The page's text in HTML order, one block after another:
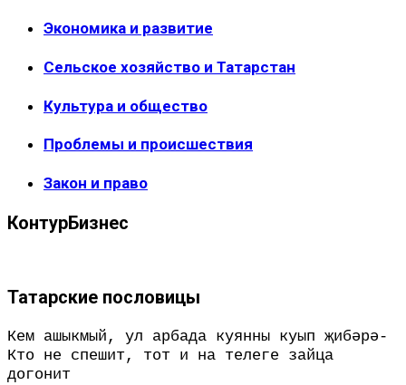
Экономика и развитие
Сельское хозяйство и Татарстан
Культура и общество
Проблемы и происшествия
Закон и право
КонтурБизнес
Татарские пословицы
Кем ашыкмый, ул арбада куянны куып җибәрә-
Кто не спешит, тот и на телеге зайца
догонит